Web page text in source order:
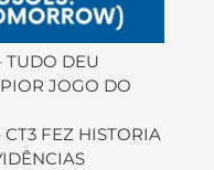
TUDO DEU
JOGO DO
FEZ HISTORIA